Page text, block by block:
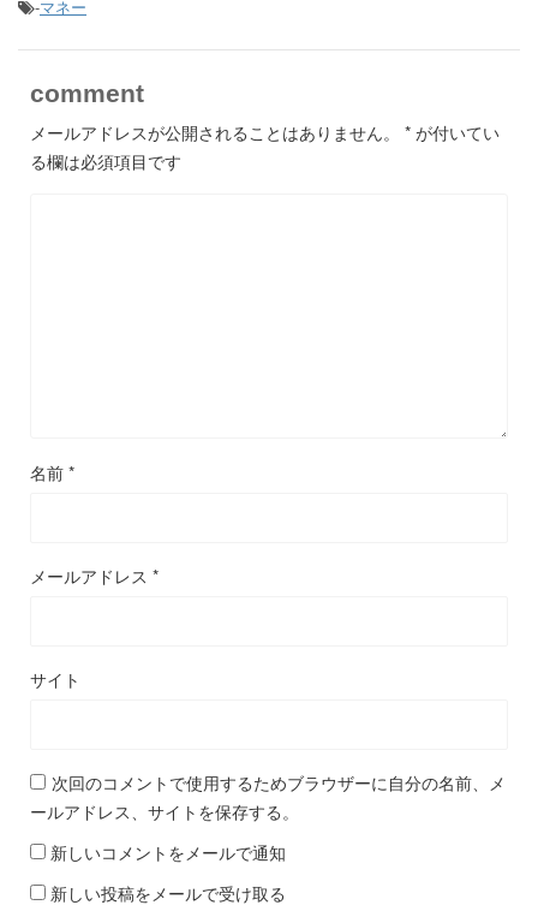
-マネー
comment
メールアドレスが公開されることはありません。 * が付いてい
る欄は必須項目です
名前 *
メールアドレス *
サイト
次回のコメントで使用するためブラウザーに自分の名前、メ
ールアドレス、サイトを保存する。
新しいコメントをメールで通知
新しい投稿をメールで受け取る